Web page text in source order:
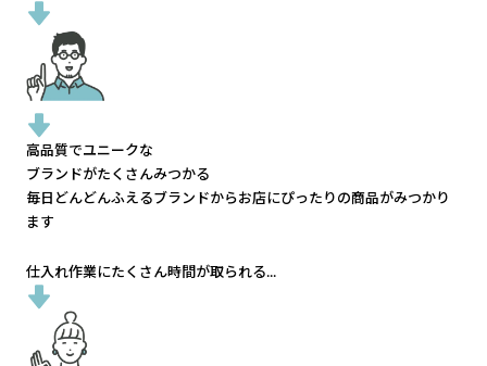
高品質でユニークな
ブランドがたくさんみつかる
毎日どんどんふえるブランドからお店にぴったりの商品がみつかり
ます
仕入れ作業にたくさん時間が取られる...